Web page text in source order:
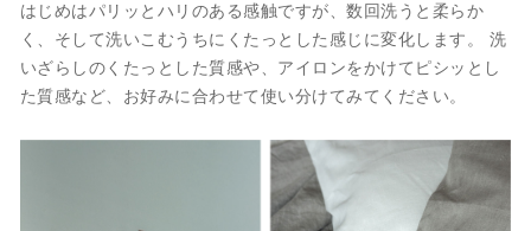
はじめはパリッとハリのある感触ですが、数回洗うと柔らか
く、そして洗いこむうちにくたっとした感じに変化します。 洗
いざらしのくたっとした質感や、アイロンをかけてピシッとし
た質感など、お好みに合わせて使い分けてみてください。